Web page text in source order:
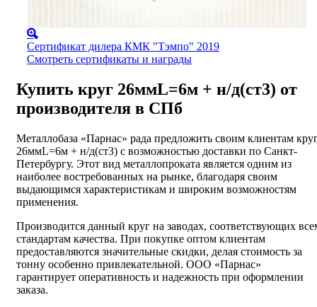
Сертификат дилера КМК "Тэмпо" 2019
Смотреть сертификаты и награды
Купить круг 26ммL=6м + н/д(ст3) от
производителя в СПб
Металлобаза «Парнас» рада предложить своим клиентам
26ммL=6м + н/д(ст3) с возможностью доставки по Санкт-
Петербургу. Этот вид металлопроката является одним из
наиболее востребованных на рынке, благодаря своим
выдающимся характеристикам и широким возможностям
применения.
Производится данный круг на заводах, соответствующих
стандартам качества. При покупке оптом клиентам
предоставляются значительные скидки, делая стоимость за
тонну особенно привлекательной. ООО «Парнас»
гарантирует оперативность и надежность при оформлении
заказа.